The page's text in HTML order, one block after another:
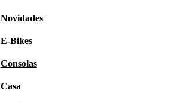
Novidades
E-Bikes
Consolas
Casa